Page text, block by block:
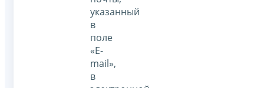
указанный
в
поле
«E-
mail»,
в